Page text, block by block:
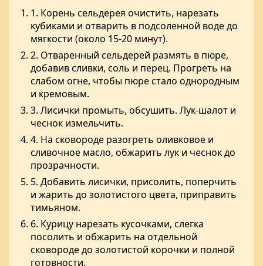
1. Корень сельдерея очистить, нарезать
кубиками и отварить в подсоленной воде до
мягкости (около 15-20 минут).
2. Отваренный сельдерей размять в пюре,
добавив сливки, соль и перец. Прогреть на
слабом огне, чтобы пюре стало однородным
и кремовым.
3. Лисички промыть, обсушить. Лук-шалот и
чеснок измельчить.
4. На сковороде разогреть оливковое и
сливочное масло, обжарить лук и чеснок до
прозрачности.
5. Добавить лисички, присолить, поперчить
и жарить до золотистого цвета, приправить
тимьяном.
6. Курицу нарезать кусочками, слегка
посолить и обжарить на отдельной
сковороде до золотистой корочки и полной
готовности.